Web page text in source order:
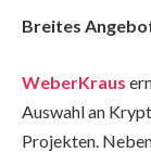
Breites
WeberKraus
Auswahl an
Projekten.